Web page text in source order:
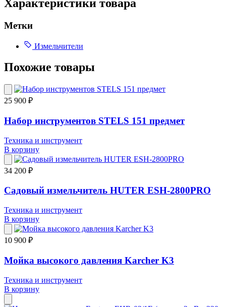
Характеристики товара
Метки
Измельчители
Похожие товары
25 900 ₽
Набор инструментов STELS 151 предмет
Техника и инструмент
В корзину
34 200 ₽
Садовый измельчитель HUTER ESH-2800PRO
Техника и инструмент
В корзину
10 900 ₽
Мойка высокого давления Karcher K3
Техника и инструмент
В корзину